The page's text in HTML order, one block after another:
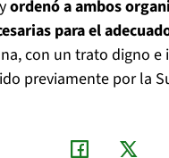
ordenó a ambos
para el
con un trato digno e
previamente por la